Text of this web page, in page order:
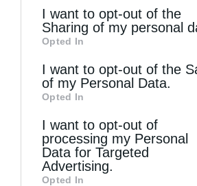
information by third parties
of downstream participants.
information may also be
third parties on theIAB’s List
Downstream Participants
disclose it to other third
I want to opt-out of the
Sharing of my personal
Opted In
I want to opt-out of the
of my Personal Data.
Opted In
I want to opt-out of
processing my Personal
Data for Targeted
Advertising.
Opted In
Τελευταία άρθρα